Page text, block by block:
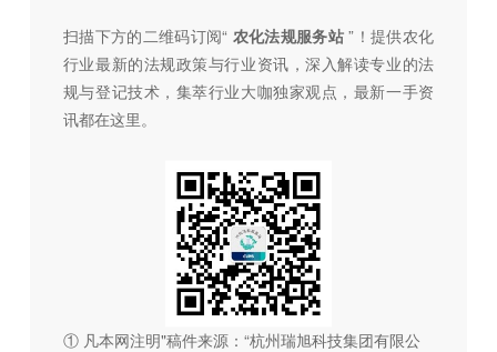
扫描下方的二维码订阅“ 农化法规服务站 ”！提供农化
行业最新的法规政策与行业资讯，深入解读专业的法
规与登记技术，集萃行业大咖独家观点，最新一手资
讯都在这里。
① 凡本网注明"稿件来源：“杭州瑞旭科技集团有限公